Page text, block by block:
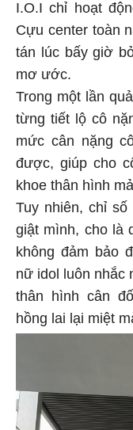
I.O.I chỉ hoạt
Cựu center toàn
tán lúc bấy giờ
mơ ước.
Trong một lần
từng tiết lộ cô
mức cân nặng
được, giúp cho
khoe thân hình
Tuy nhiên, chỉ
giật mình, cho là
không đảm bảo
nữ idol luôn nhắc
thân hình cân
hồng lai lại miệt